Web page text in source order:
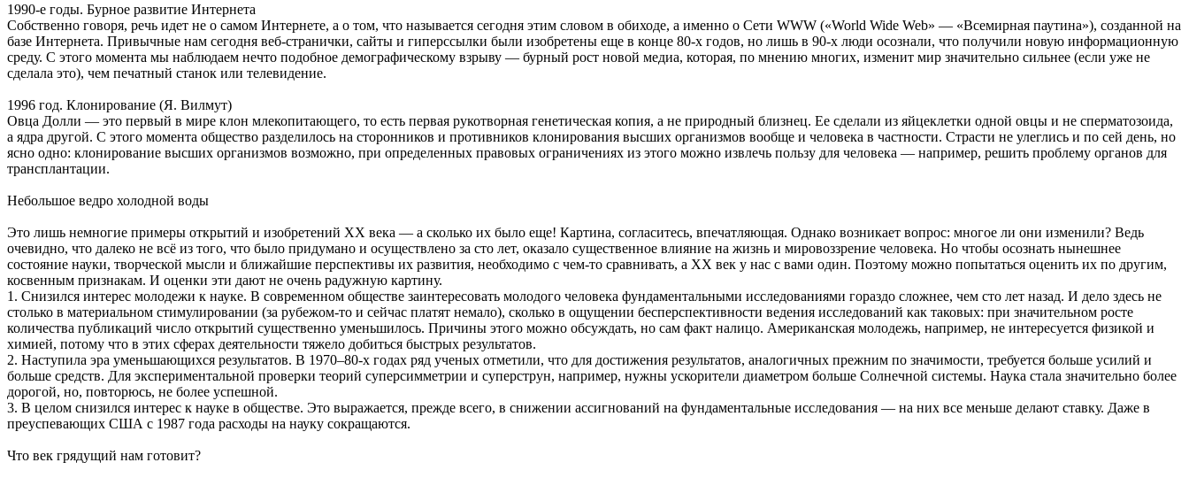
1990-е годы. Бурное развитие Интернета
Собственно говоря, речь идет не о самом Интернете, а о том, что называется сегодня этим словом в обиходе, а именно о Сети WWW («World Wide Web» — «Всемирная паутина»), созданной на
базе Интернета. Привычные нам сегодня веб-странички, сайты и гиперссылки были изобретены еще в конце 80-х годов, но лишь в 90-х люди осознали, что получили новую информационную
среду. С этого момента мы наблюдаем нечто подобное демографическому взрыву — бурный рост новой медиа, которая, по мнению многих, изменит мир значительно сильнее (если уже не
сделала это), чем печатный станок или телевидение.
1996 год. Клонирование (Я. Вилмут)
Овца Долли — это первый в мире клон млекопитающего, то есть первая рукотворная генетическая копия, а не природный близнец. Ее сделали из яйцеклетки одной овцы и не сперматозоида,
а ядра другой. С этого момента общество разделилось на сторонников и противников клонирования высших организмов вообще и человека в частности. Страсти не улеглись и по сей день, но
ясно одно: клонирование высших организмов возможно, при определенных правовых ограничениях из этого можно извлечь пользу для человека — например, решить проблему органов для
трансплантации.
Небольшое ведро холодной воды
Это лишь немногие примеры открытий и изобретений ХХ века — а сколько их было еще! Картина, согласитесь, впечатляющая. Однако возникает вопрос: многое ли они изменили? Ведь
очевидно, что далеко не всё из того, что было придумано и осуществлено за сто лет, оказало существенное влияние на жизнь и мировоззрение человека. Но чтобы осознать нынешнее
состояние науки, творческой мысли и ближайшие перспективы их развития, необходимо с чем-то сравнивать, а ХХ век у нас с вами один. Поэтому можно попытаться оценить их по другим,
косвенным признакам. И оценки эти дают не очень радужную картину.
1. Снизился интерес молодежи к науке. В современном обществе заинтересовать молодого человека фундаментальными исследованиями гораздо сложнее, чем сто лет назад. И дело здесь не
столько в материальном стимулировании (за рубежом-то и сейчас платят немало), сколько в ощущении бесперспективности ведения исследований как таковых: при значительном росте
количества публикаций число открытий существенно уменьшилось. Причины этого можно обсуждать, но сам факт налицо. Американская молодежь, например, не интересуется физикой и
химией, потому что в этих сферах деятельности тяжело добиться быстрых результатов.
2. Наступила эра уменьшающихся результатов. В 1970–80-х годах ряд ученых отметили, что для достижения результатов, аналогичных прежним по значимости, требуется больше усилий и
больше средств. Для экспериментальной проверки теорий суперсимметрии и суперструн, например, нужны ускорители диаметром больше Солнечной системы. Наука стала значительно более
дорогой, но, повторюсь, не более успешной.
3. В целом снизился интерес к науке в обществе. Это выражается, прежде всего, в снижении ассигнований на фундаментальные исследования — на них все меньше делают ставку. Даже в
преуспевающих США с 1987 года расходы на науку сокращаются.
Что век грядущий нам готовит?